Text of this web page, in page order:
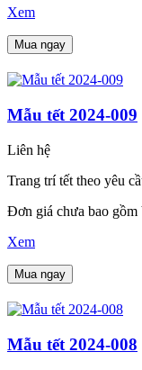
Xem
Mua ngay
Mẫu tết 2024-009
Liên hệ
Trang trí tết theo yêu
Đơn giá chưa bao
Xem
Mua ngay
Mẫu tết 2024-008